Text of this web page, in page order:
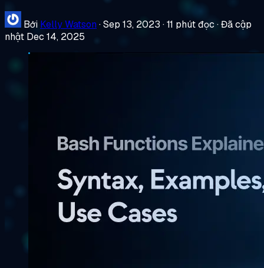
Bởi Kelly Watson ·Sep 13, 2023 ·11 phút đọc ·Đã cập
nhật Dec 14, 2025